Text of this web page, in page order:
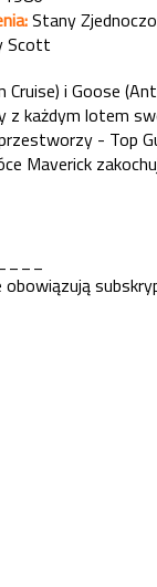
Stany
Scott
Cruise) i Goose
z każdym lotem
- Top
Maverick
obowiązują